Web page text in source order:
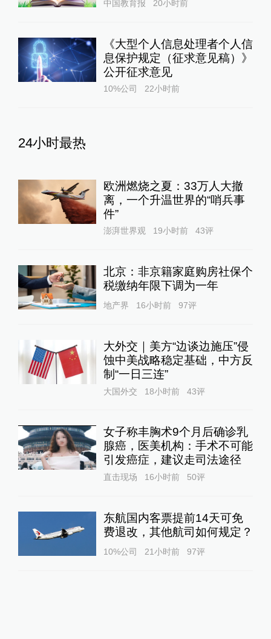
中国教育报 20小时前
《大型个人信息处理者个人信
息保护规定（征求意见稿）》
公开征求意见
10%公司 22小时前
24小时最热
欧洲燃烧之夏：33万人大撤
离，一个升温世界的“哨兵事
件”
澎湃世界观 19小时前 43评
北京：非京籍家庭购房社保个
税缴纳年限下调为一年
地产界 16小时前 97评
大外交｜美方“边谈边施压”侵
蚀中美战略稳定基础，中方反
制“一日三连”
大国外交 18小时前 43评
女子称丰胸术9个月后确诊乳
腺癌，医美机构：手术不可能
引发癌症，建议走司法途径
直击现场 16小时前 50评
东航国内客票提前14天可免
费退改，其他航司如何规定？
10%公司 21小时前 97评